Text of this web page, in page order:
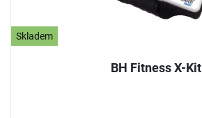
Skladem
BH Fitness X-Kit